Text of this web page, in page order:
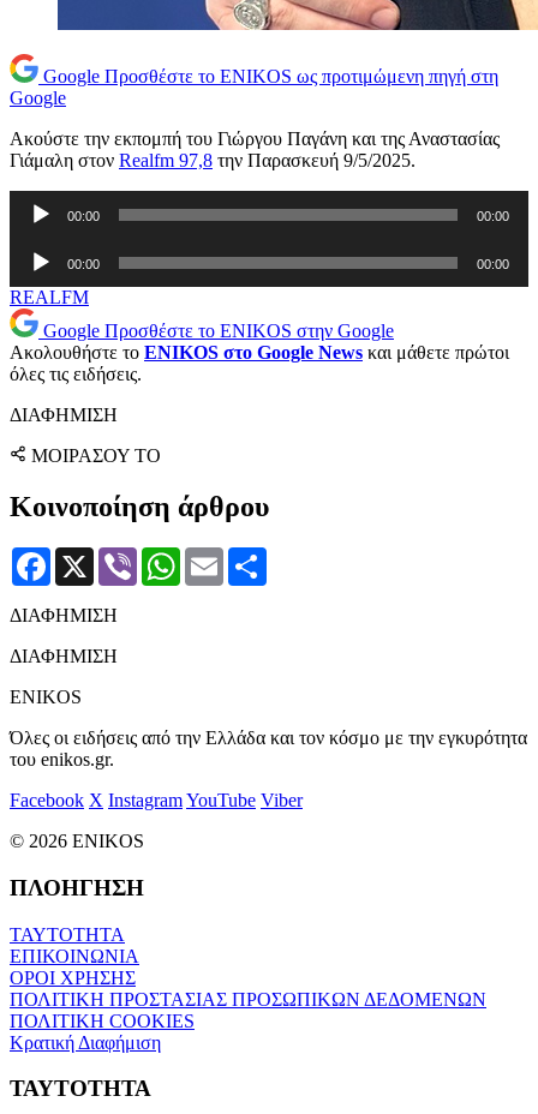
Google Προσθέστε το ENIKOS ως προτιμώμενη πηγή στη
Google
Ακούστε την εκπομπή τoυ Γιώργου Παγάνη και της Αναστασίας
Γιάμαλη στον Realfm 97,8 την Παρασκευή 9/5/2025.
Πρόγραμμα
Αναπαραγωγής
00:00 00:00
Πρόγραμμα
Αναπαραγωγής
Ήχου
00:00 00:00
REALFM
Google Προσθέστε το ENIKOS στην Google
Ακολουθήστε το ENIKOS στο Google News και μάθετε πρώτοι
όλες τις ειδήσεις.
ΔΙΑΦΗΜΙΣΗ
ΜΟΙΡΑΣΟΥ ΤΟ
Κοινοποίηση άρθρου
Facebook
X Viber WhatsApp
Email
ΔΙΑΦΗΜΙΣΗ
ΔΙΑΦΗΜΙΣΗ
ENIKOS
Όλες οι ειδήσεις από την Ελλάδα και τον κόσμο με την εγκυρότητα
του enikos.gr.
Facebook X InstagramYouTube Viber
© 2026 ENIKOS
ΠΛΟΗΓΗΣΗ
ΤΑΥΤΟΤΗΤΑ
ΕΠΙΚΟΙΝΩΝΙΑ
ΟΡΟΙ ΧΡΗΣΗΣ
ΠΟΛΙΤΙΚΗ ΠΡΟΣΤΑΣΙΑΣ ΠΡΟΣΩΠΙΚΩΝ ΔΕΔΟΜΕΝΩΝ
ΠΟΛΙΤΙΚΗ COOKIES
Κρατική Διαφήμιση
ΤΑΥΤΟΤΗΤΑ